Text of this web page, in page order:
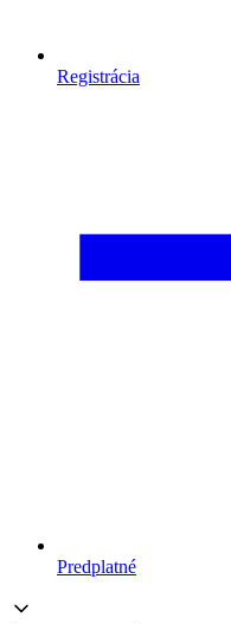
Registrácia
Predplatné